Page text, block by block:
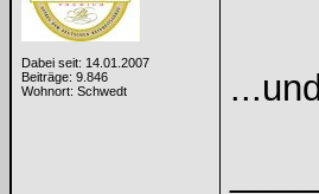
Dabei seit: 14.01.2007
Beiträge: 9.846
Wohnort: Schwedt